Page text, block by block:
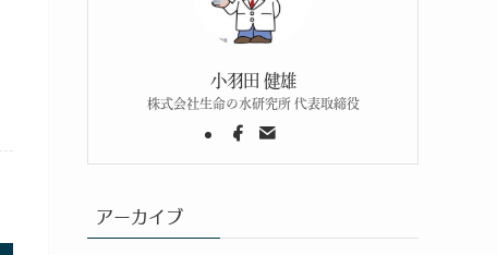
小羽田 健雄
株式会社生命の水研究所 代表取締役
アーカイブ